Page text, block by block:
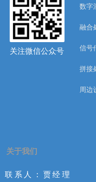
数字
融合
信号
拼接
周边
联系人：贾经理
关于我们
关注微信公众号